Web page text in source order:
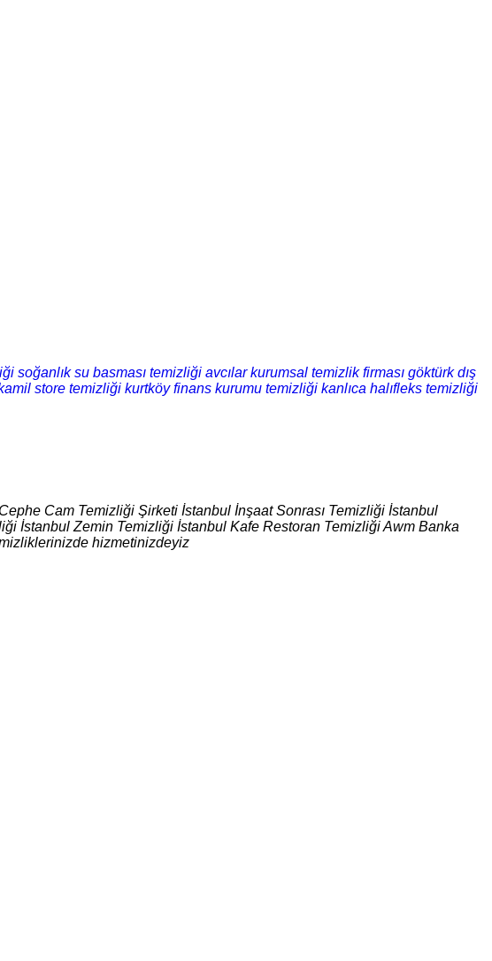
soğanlık su basması temizliği avcılar kurumsal temizlik firması göktürk dış
store temizliği kurtköy finans kurumu temizliği kanlıca halıfleks temizliği
Cam Temizliği Şirketi İstanbul İnşaat Sonrası Temizliği İstanbul
İstanbul Zemin Temizliği İstanbul Kafe Restoran Temizliği Awm Banka
hizmetinizdeyiz